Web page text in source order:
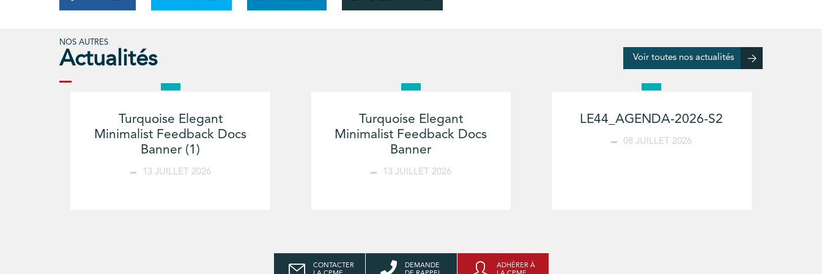
NOS AUTRES
Actualités Voir toutes nos actualités
Turquoise Elegant
Minimalist Feedback Docs
Banner (1)
13 JUILLET 2026
Turquoise Elegant
Minimalist Feedback Docs
Banner
13 JUILLET 2026
LE44_AGENDA-2026-S2
08 JUILLET 2026
CONTACTER
DEMANDE
ADHÉRER À